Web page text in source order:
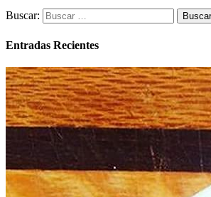
Buscar:
Entradas Recientes